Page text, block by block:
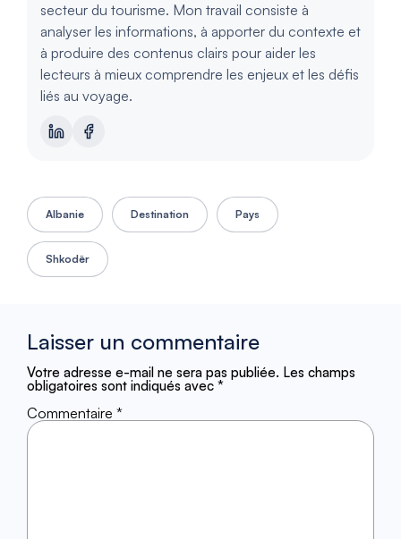
secteur du tourisme. Mon travail consiste à
analyser les informations, à apporter du contexte et
à produire des contenus clairs pour aider les
lecteurs à mieux comprendre les enjeux et les défis
liés au voyage.
Albanie Destination Pays
Shkodër
Laisser un commentaire
Votre adresse e-mail ne sera pas publiée. Les champs
obligatoires sont indiqués avec *
Commentaire *